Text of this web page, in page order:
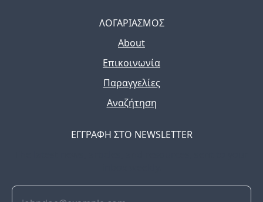
ΛΟΓΑΡΙΑΣΜΟΣ
About
Επικοινωνία
Παραγγελίες
Αναζήτηση
ΕΓΓΡΑΦΗ ΣΤΟ NEWSLETTER